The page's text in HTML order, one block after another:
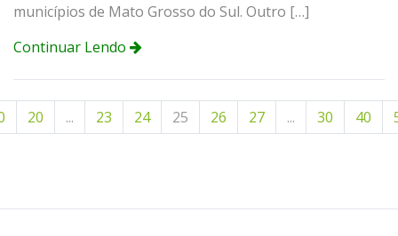
municípios de Mato Grosso do Sul. Outro […]
Continuar Lendo
20 ... 23 24 25 26 27 ... 30 40